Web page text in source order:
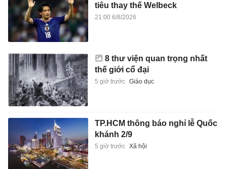
tiêu thay thế Welbeck
21:00 6/8/2026
8 thư viện quan trọng nhất
thế giới cổ đại
5 giờ trước Giáo dục
TP.HCM thông báo nghỉ lễ Quốc
khánh 2/9
5 giờ trước Xã hội